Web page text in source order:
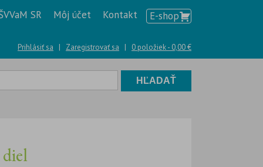
SR Môj účet Kontakt E-shop
Prihlásiť sa | Zaregistrovať sa | 0 položiek - 0,00€